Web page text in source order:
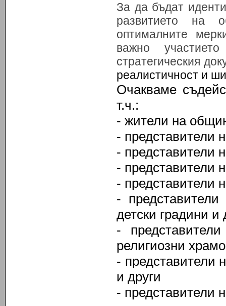
За да бъдат
развитието на
оптималните
важно
стратегическия
реалистичност и
Очакваме
т.ч.:
- жители на
- представители
- представители
- представители
- представители
-
детски градини и
-
религиозни
- представители
и други
- представители